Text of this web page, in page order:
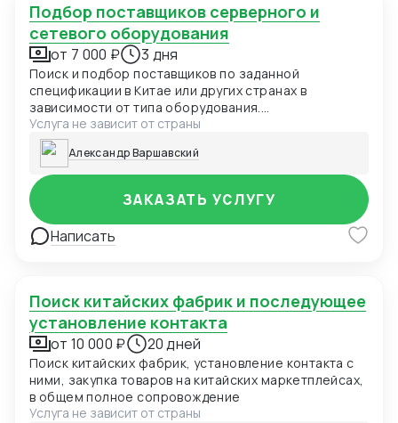
Подбор поставщиков серверного и
сетевого оборудования
от 7 000 ₽ 3 дня
Поиск и подбор поставщиков по заданной
спецификации в Китае или других странах в
зависимости от типа оборудования.
Предоставление результатов поиска в виде
коммерческих предложений от поставщиков.
Запрос лицензий, гарантийных писем, финансовой
отчетности для проверки поставщика по запросу.
Услуга не зависит от страны
Александр Варшавский
Написать
ЗАКАЗАТЬ УСЛУГУ
Поиск китайских фабрик и последующее
установление контакта
от 10 000 ₽ 20 дней
Поиск китайских фабрик, установление контакта с
ними, закупка товаров на китайских маркетплейсах,
в общем полное сопровождение
Услуга не зависит от страны